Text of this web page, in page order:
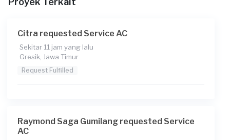
Citra requested Service AC
Sekitar 11 jam yang lalu
Gresik, Jawa Timur
Request Fulfilled
Raymond Saga Gumilang requested Service
AC